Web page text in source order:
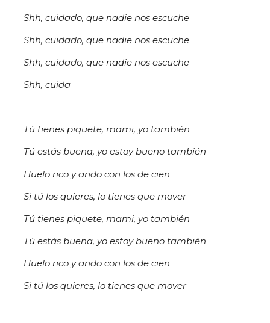
Shh, cuidado, que nadie nos escuche
Shh, cuidado, que nadie nos escuche
Shh, cuidado, que nadie nos escuche
Shh, cuida-
Tú tienes piquete, mami, yo también
Tú estás buena, yo estoy bueno también
Huelo rico y ando con los de cien
Si tú los quieres, lo tienes que mover
Tú tienes piquete, mami, yo también
Tú estás buena, yo estoy bueno también
Huelo rico y ando con los de cien
Si tú los quieres, lo tienes que mover